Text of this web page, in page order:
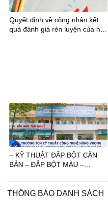
Quyết định về công nhận kết
quả đánh giá rèn luyện của học
– KỸ THUẬT ĐẮP BỘT CĂN
BẢN – ĐẮP BỘT MÀU –
THÔNG BÁO DANH SÁCH